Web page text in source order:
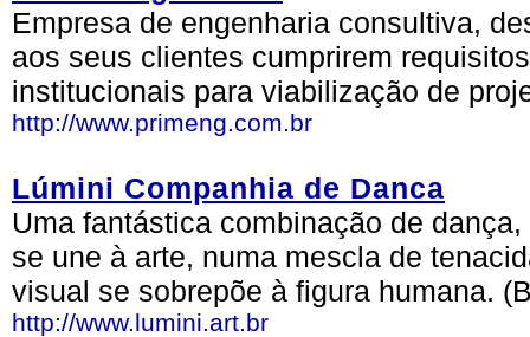
Empresa de engenharia consultiva,
aos seus clientes cumprirem
institucionais para viabilização de
http://www.primeng.com.br
Lúmini Companhia de Danca
Uma fantástica combinação de
se une à arte, numa mescla de
visual se sobrepõe à figura humana.
http://www.lumini.art.br